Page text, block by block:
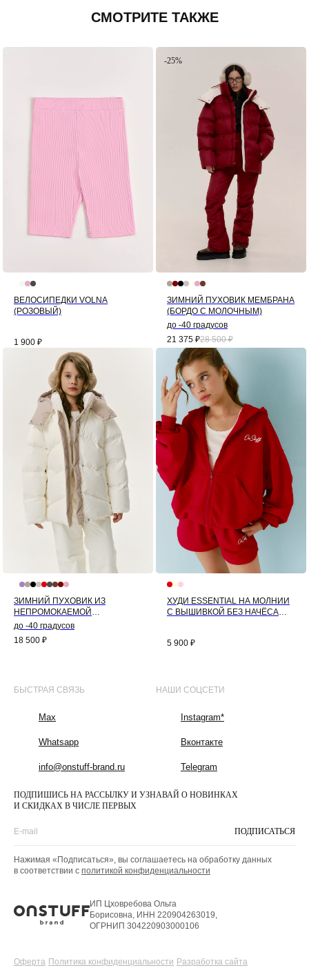
СМОТРИТЕ ТАКЖЕ
ВЕЛОСИПЕДКИ VOLNA
(РОЗОВЫЙ)
1 900 ₽
-25%
ЗИМНИЙ ПУХОВИК МЕМБРАНА
(БОРДО С МОЛОЧНЫМ)
до -40 градусов
21 375 ₽28 500 ₽
ЗИМНИЙ ПУХОВИК ИЗ
НЕПРОМОКАЕМОЙ
МЕМБРАНЫ КОЛОР-БЛОК
до -40 градусов
18 500 ₽
ХУДИ ESSENTIAL НА МОЛНИИ
С ВЫШИВКОЙ БЕЗ НАЧЁСА
5 900 ₽
ПОДПИШИСЬ НА РАССЫЛКУ И УЗНАВАЙ О НОВИНКАХ
И СКИДКАХ В ЧИСЛЕ ПЕРВЫХ
ПОДПИСАТЬСЯ
Нажимая «Подписаться», вы соглашаетесь на обработку данных
в соответствии с политикой конфиденциальности
БЫСТРАЯ СВЯЗЬ
Max
Whatsapp
info@onstuff-brand.ru
НАШИ СОЦСЕТИ
Instagram*
Вконтакте
Telegram
ИП Цховребова Ольга
Борисовна, ИНН 220904263019,
ОГРНИП 304220903000106
Оферта Политика конфиденциальности Разработка сайта